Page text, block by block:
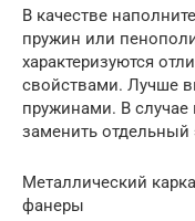
В качестве
пружин или
характеризуются
свойствами. Лучше
пружинами. В случае
заменить отдельный
Металлический
фанеры